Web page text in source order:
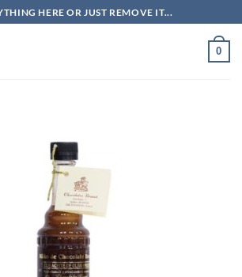
HERE OR JUST REMOVE IT...
0